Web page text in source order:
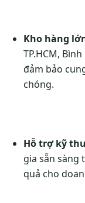
Kho hàng
TP.HCM,
đảm bảo
chóng.
Hỗ trợ kỹ
gia sẵn sàng
quả cho